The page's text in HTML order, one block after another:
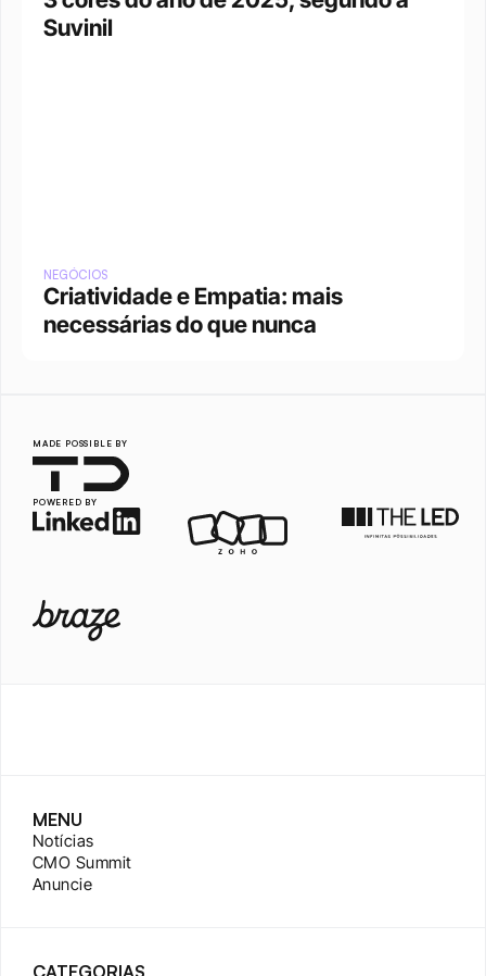
Suvinil
NEGÓCIOS
Criatividade e Empatia: mais
necessárias do que nunca
MADE POSSIBLE BY
POWERED BY
MENU
Notícias
CMO Summit
Anuncie
CATEGORIAS